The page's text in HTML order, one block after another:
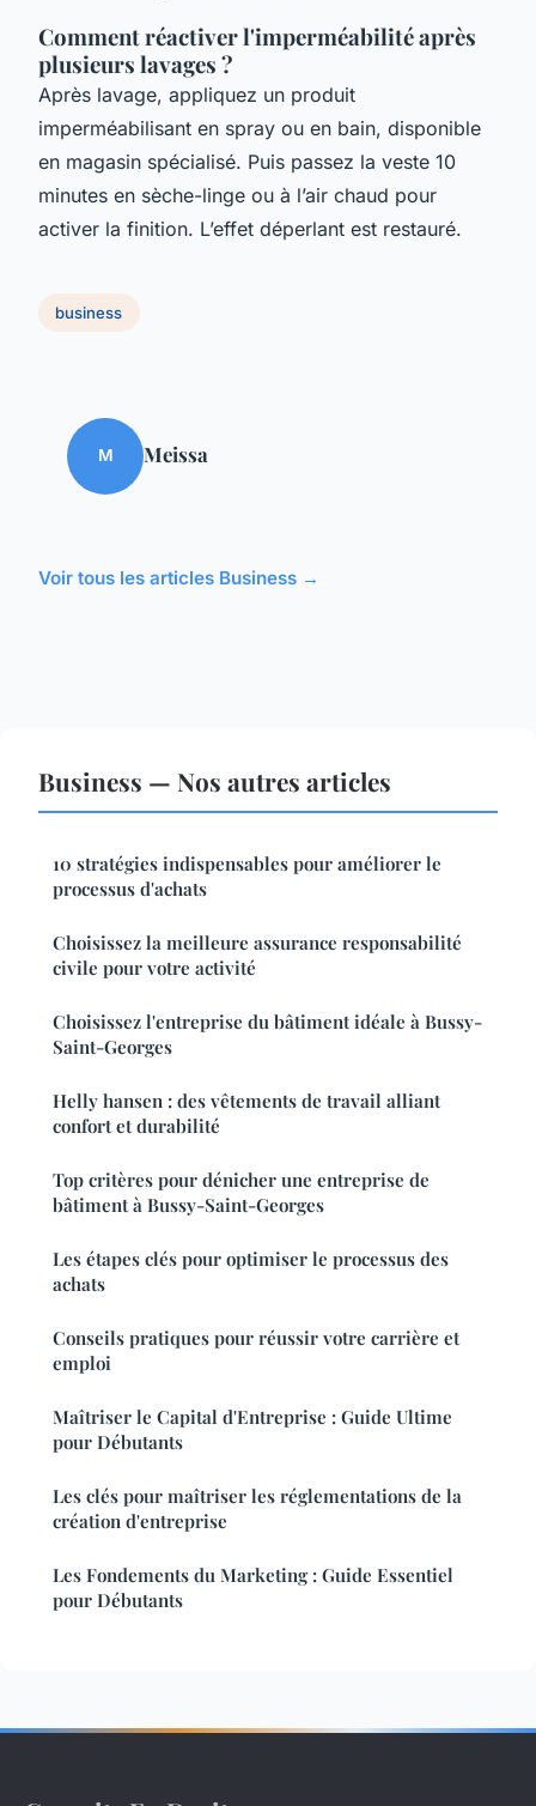
Comment réactiver l'imperméabilité après
plusieurs lavages ?
Après lavage, appliquez un produit
imperméabilisant en spray ou en bain, disponible
en magasin spécialisé. Puis passez la veste 10
minutes en sèche-linge ou à l’air chaud pour
activer la finition. L’effet déperlant est restauré.
business
M Meissa
Voir tous les articles Business →
Business — Nos autres articles
10 stratégies indispensables pour améliorer le
processus d'achats
Choisissez la meilleure assurance responsabilité
civile pour votre activité
Choisissez l'entreprise du bâtiment idéale à Bussy-
Saint-Georges
Helly hansen : des vêtements de travail alliant
confort et durabilité
Top critères pour dénicher une entreprise de
bâtiment à Bussy-Saint-Georges
Les étapes clés pour optimiser le processus des
achats
Conseils pratiques pour réussir votre carrière et
emploi
Maîtriser le Capital d'Entreprise : Guide Ultime
pour Débutants
Les clés pour maîtriser les réglementations de la
création d'entreprise
Les Fondements du Marketing : Guide Essentiel
pour Débutants